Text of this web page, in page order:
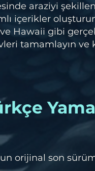
araziyi
içerikler
Hawaii gibi
tamamlayın ve
orijinal son